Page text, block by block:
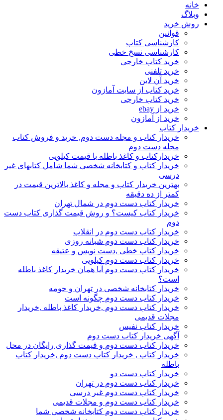
خانه
وبلاگ
روش خرید
قوانین
کارشناسی کتاب
کارشناسی نسخ خطی
خرید کتاب خارجی
خرید تلفنی
خرید آن لاین
خرید کتاب از سایت آمازون
خرید کتاب خارجی
خرید از ebay
خرید از آمازون
خریدار کتاب
خریدار کتاب و مجله دست دوم, خرید و فروش کتاب
مجله دست دوم
خریدارکتاب و کاغذ باطله با قیمت کیلویی
خریدار کتاب و کتابخانه شخصی شما شامل کتابهای غیر
درسی
بهترین خریدار کتاب و مجله و کاغذ بالاترین قیمت در
کمتر از ده دقیقه
خریدار کتاب دست دوم در شمال تهران
خریدار کتاب کیست؟ و روش قیمت گذاری کتاب دست
دوم
خریدار کتاب دست دوم در انقلاب
خریدار کتاب دست دوم شبانه روزی
خریدار کتاب خطی ,دست نویس و عتیقه
خریدار کتاب دست دوم کیلویی
خریدار کتاب دست دوم آیا همان خریدار کاغذ باطله
است؟
خریدار کتابخانه شخصی در تهران و حومه
خریدار کتاب دست دوم چگونه است
خریدار کتاب دست دوم ,خریدار کاغذ باطله ,خریدار
مجلات قدیمی
خریدار کتاب نفیس
آگهی خریدار کتاب دست دوم
خریدار کتاب دست دوم و قیمت گذاری رایگان در محل
خریدار کتاب , خریدار کتاب دست دوم ,خریدار کتاب
باطله
خریدار کتاب دست دو
خریدار کتاب دست دوم در تهران
خریدار کتاب دست دوم غیر درسی
خریدار کتاب دست دوم و مجلات قدیمی
خریدار کتاب دست دوم کتابخانه شخصی شما